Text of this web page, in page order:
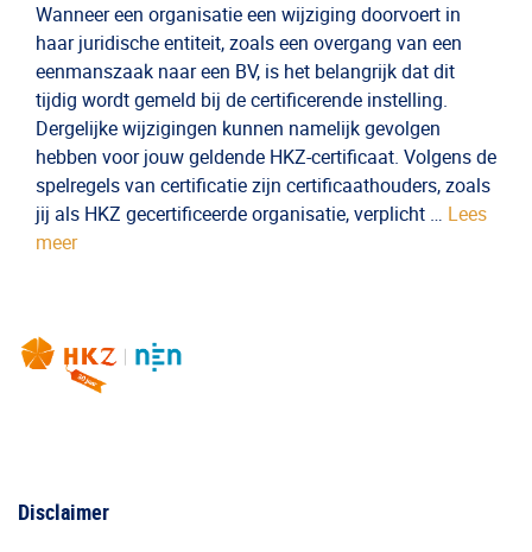
Wanneer een organisatie een wijziging doorvoert in
haar juridische entiteit, zoals een overgang van een
eenmanszaak naar een BV, is het belangrijk dat dit
tijdig wordt gemeld bij de certificerende instelling.
Dergelijke wijzigingen kunnen namelijk gevolgen
hebben voor jouw geldende HKZ-certificaat. Volgens de
spelregels van certificatie zijn certificaathouders, zoals
jij als HKZ gecertificeerde organisatie, verplicht … Lees
meer
Disclaimer